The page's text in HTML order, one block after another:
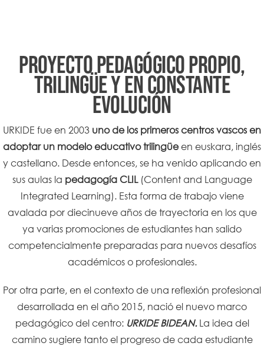
PROYECTO PEDAGÓGICO PROPIO,
TRILINGÜE Y EN CONSTANTE
EVOLUCIÓN
URKIDE fue en 2003 uno de los primeros centros vascos en
adoptar un modelo educativo trilingüeen euskara, inglés
y castellano. Desde entonces, se ha venido aplicando en
sus aulas la pedagogía CLIL(Content and Language
Integrated Learning). Esta forma de trabajo viene
avalada por diecinueve años de trayectoria en los que
ya varias promociones de estudiantes han salido
competencialmente preparadas para nuevos desafíos
académicos o profesionales.
Por otra parte, en el contexto de una reflexión profesional
desarrollada en el año 2015, nació el nuevo marco
pedagógico del centro: URKIDE BIDEAN. La idea del
camino sugiere tanto el progreso de cada estudiante